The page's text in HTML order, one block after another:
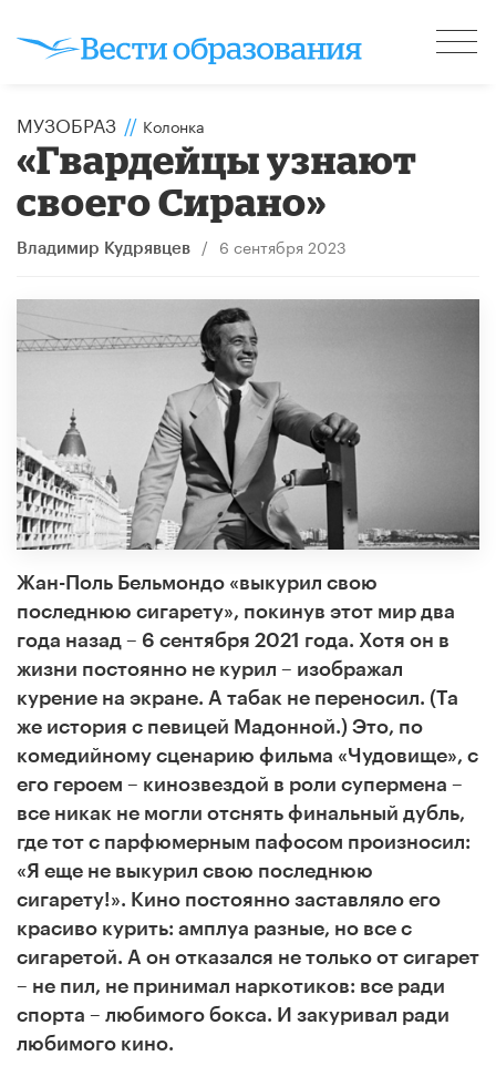
МУЗОБРАЗ // Колонка
«Гвардейцы узнают
своего Сирано»
Владимир Кудрявцев / 6 сентября 2023
Жан-Поль Бельмондо «выкурил свою
последнюю сигарету», покинув этот мир два
года назад – 6 сентября 2021 года. Хотя он в
жизни постоянно не курил – изображал
курение на экране. А табак не переносил. (Та
же история с певицей Мадонной.) Это, по
комедийному сценарию фильма «Чудовище», с
его героем – кинозвездой в роли супермена –
все никак не могли отснять финальный дубль,
где тот с парфюмерным пафосом произносил:
«Я еще не выкурил свою последнюю
сигарету!». Кино постоянно заставляло его
красиво курить: амплуа разные, но все с
сигаретой. А он отказался не только от сигарет
– не пил, не принимал наркотиков: все ради
спорта – любимого бокса. И закуривал ради
любимого кино.